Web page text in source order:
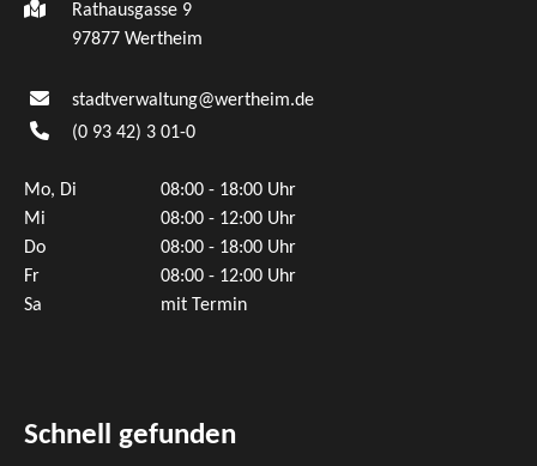
Rathausgasse 9
97877 Wertheim
stadtverwaltung@wertheim.de
(0 93 42) 3 01-0
Mo, Di
08:00 - 18:00 Uhr
Mi
08:00 - 12:00 Uhr
Do
08:00 - 18:00 Uhr
Fr
08:00 - 12:00 Uhr
Sa
mit Termin
Schnell gefunden